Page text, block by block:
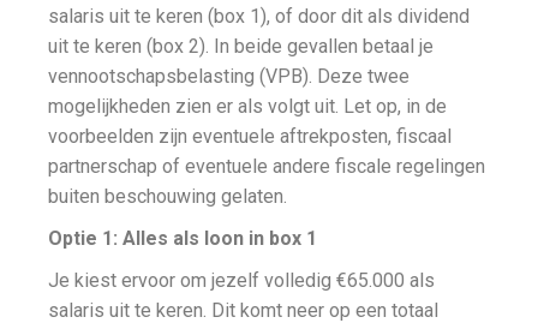
salaris uit te keren (box 1), of door dit als dividend
uit te keren (box 2). In beide gevallen betaal je
vennootschapsbelasting (VPB). Deze twee
mogelijkheden zien er als volgt uit. Let op, in de
voorbeelden zijn eventuele aftrekposten, fiscaal
partnerschap of eventuele andere fiscale regelingen
buiten beschouwing gelaten.
Optie 1: Alles als loon in box 1
Je kiest ervoor om jezelf volledig €65.000 als
salaris uit te keren. Dit komt neer op een totaal